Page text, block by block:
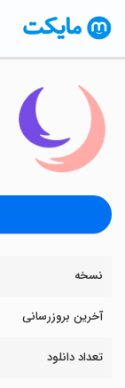
نسخه
آخرین بروزرسانی
تعداد دانلود